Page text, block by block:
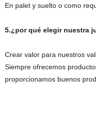
En palet y suelto o como
5.¿por qué elegir nuestra
Crear valor para nuestros
Siempre ofrecemos
proporcionamos buenos